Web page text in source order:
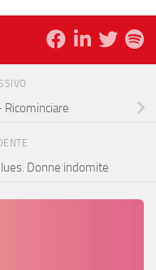
Donne indomite